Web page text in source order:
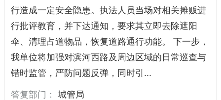
行造成一定安全隐患。执法人员当场对相关摊贩进
行批评教育，并下达通知，要求其立即去除遮阳
伞、清理占道物品，恢复道路通行功能。 下一步，
我单位将加强对滨河西路及周边区域的日常巡查与
错时监管，严防问题反弹，同时引...
答复部门： 城管局